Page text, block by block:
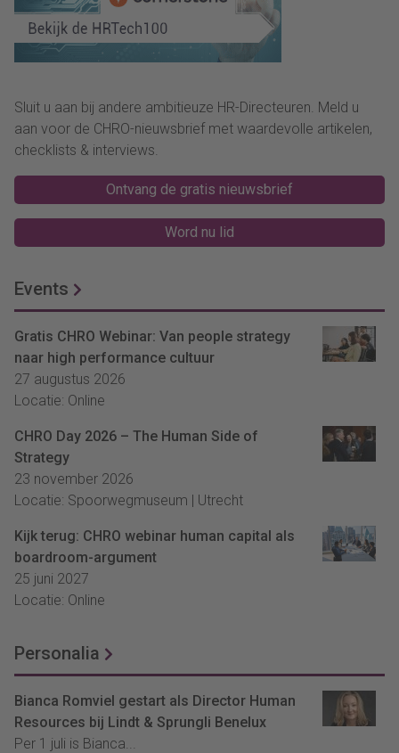
Sluit u aan bij andere ambitieuze HR-Directeuren. Meld u
aan voor de CHRO-nieuwsbrief met waardevolle artikelen,
checklists & interviews.
Ontvang de gratis nieuwsbrief
Word nu lid
Events
Gratis CHRO Webinar: Van people strategy
naar high performance cultuur
27 augustus 2026
Locatie: Online
CHRO Day 2026 – The Human Side of
Strategy
23 november 2026
Locatie: Spoorwegmuseum | Utrecht
Kijk terug: CHRO webinar human capital als
boardroom-argument
25 juni 2027
Locatie: Online
Personalia
Bianca Romviel gestart als Director Human
Resources bij Lindt & Sprungli Benelux
Per 1 juli is Bianca...